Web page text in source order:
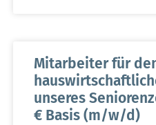
Mitarbeiter für
unseres
€ Basis (m/w/d)